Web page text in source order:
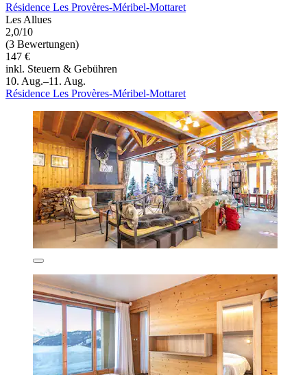
Résidence Les Provères-Méribel-Mottaret
Les Allues
2,0/10
(3 Bewertungen)
147 €
inkl. Steuern & Gebühren
10. Aug.–11. Aug.
Résidence Les Provères-Méribel-Mottaret